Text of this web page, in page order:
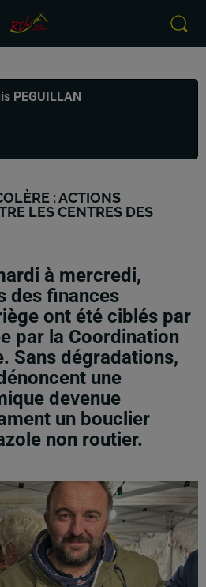
PEGUILLAN
: ACTIONS
LES CENTRES DES
à mercredi,
des finances
ont été ciblés par
par la Coordination
Sans dégradations,
une
devenue
un bouclier
non routier.